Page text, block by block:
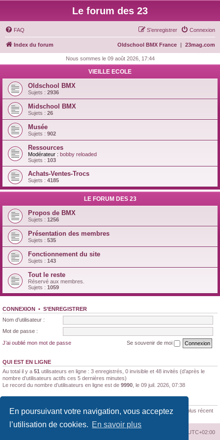
En poursuivant votre navigation, vous acceptez
l’utilisation de cookies. En savoir plus
Le forum des 23
FAQ Connexion
S’enregistrer
Index du forum 23mag.com
|
Oldschool BMX France
Nous sommes le 09 août 2026, 17:44
VIEILLE ECOLE
Oldschool BMX
Sujets : 2936
Midschool BMX
Sujets : 26
Musée
Sujets : 902
Ressources
Modérateur : bobby reloaded
Sujets : 103
Achats-Ventes-Trocs
Sujets : 4185
LE FORUM DES 23
Propos de BMX
Sujets : 1256
Présentation des membres
Sujets : 535
Fonctionnement du site
Sujets : 143
Tout le reste
Réservé aux membres.
Sujets : 1059
CONNEXION • S’ENREGISTRER
Nom d’utilisateur :
Mot de passe :
J’ai oublié mon mot de passe
Se souvenir de moi
QUI EST EN LIGNE
Au total il y a 51 utilisateurs en ligne : 3 enregistrés, 0 invisible et 48 invités (d’après le
nombre d’utilisateurs actifs ces 5 dernières minutes)
Le record du nombre d’utilisateurs en ligne est de 9990 , le 09 juil. 2026, 07:38
188170 messages •11347sujets •1522membres • Le membre enregistré le plus récent
Brunaldi21
UTC+02:00